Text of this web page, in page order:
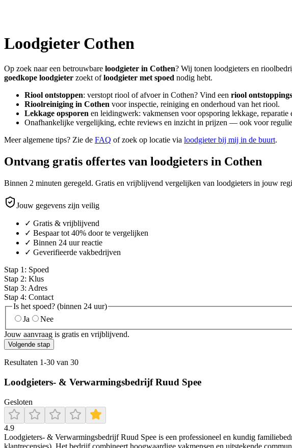
Loodgieter Cothen
Op zoek naar een betrouwbare loodgieter in Cothen? Wij tonen loodgieters en
goedkope loodgieter zoekt ofloodgieter met spoed nodig hebt.
Riool ontstoppen: verstopt riool of afvoer in Cothen? Vind een riool
Rioolreiniging in Cothen voor inspectie, reiniging en onderhoud van het riool.
Lekkage opsporen en leidingwerk: vakmensen voor opsporing lekkage, reparatie
Onafhankelijke vergelijking, echte reviews en inzicht in prijzen — ook voor
Meer algemene tips? Zie de FAQ of zoek op locatie via loodgieter bij mij in de buurt.
Ontvang gratis offertes van loodgieters in Cothen
Binnen 2 minuten geregeld. Gratis en vrijblijvend vergelijken van loodgieters in jouw
Jouw gegevens zijn veilig
✓ Gratis & vrijblijvend
✓ Bespaar tot 40% door te vergelijken
✓ Binnen 24 uur reactie
✓ Geverifieerde vakbedrijven
Stap 1 : Spoed
Stap 2: Klus
Stap 3: Adres
Stap 4: Contact
Is het spoed? (binnen 24 uur)
Ja
Nee
Jouw aanvraag is gratis en vrijblijvend.
Volgende stap
Resultaten 1-30 van 30
Loodgieters- & Verwarmingsbedrijf Ruud Spee
Gesloten
4.9
Loodgieters- & Verwarmingsbedrijf Ruud Spee is een professioneel en kundig
klantrecensies). Het bedrijf combineert hoogwaardige vakmensen en uitstekende